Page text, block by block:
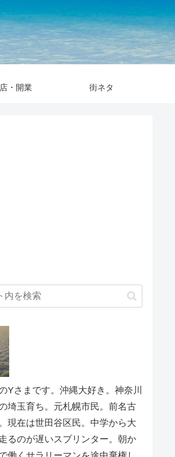
・開業 街ネタ
Yさまです。沖縄大好き。神奈川
埼玉育ち。元札幌市民。前名古
現在は世田谷区民。中学から大
るのが遅いスプリンター。朝か